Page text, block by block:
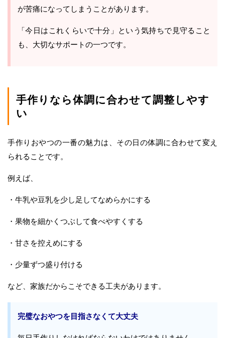
が苦痛になってしまうことがあります。
「今日はこれくらいで十分」という気持ちで見守ること
も、大切なサポートの一つです。
手作りなら体調に合わせて調整しやす
い
手作りおやつの一番の魅力は、その日の体調に合わせて変え
られることです。
例えば、
・牛乳や豆乳を少し足してなめらかにする
・果物を細かくつぶして食べやすくする
・甘さを控えめにする
・少量ずつ盛り付ける
など、家族だからこそできる工夫があります。
完璧なおやつを目指さなくて大丈夫